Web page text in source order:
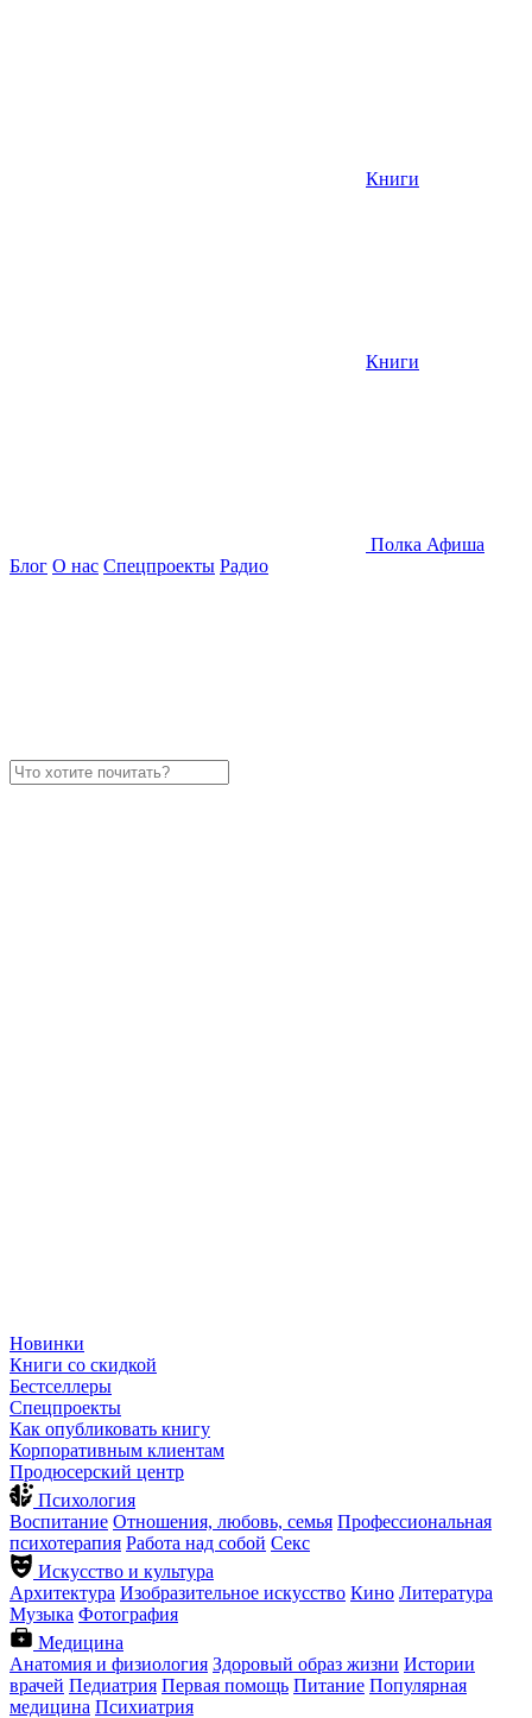
Книги
Книги
Полка Афиша
Блог О нас Спецпроекты Радио
Новинки
Книги со скидкой
Бестселлеры
Спецпроекты
Как опубликовать книгу
Корпоративным клиентам
Продюсерский центр
Психология
Воспитание Отношения, любовь, семья Профессиональная
психотерапия Работа над собой Секс
Искусство и культура
Архитектура Изобразительное искусство Кино Литература
Музыка Фотография
Медицина
Анатомия и физиология Здоровый образ жизни Истории
врачей Педиатрия Первая помощь Питание Популярная
медицина Психиатрия